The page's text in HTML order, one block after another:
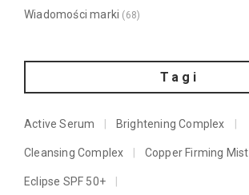
Wiadomości marki (68)
Tagi
Active Serum Brightening Complex
Cleansing Complex Copper Firming Mist
Eclipse SPF 50+